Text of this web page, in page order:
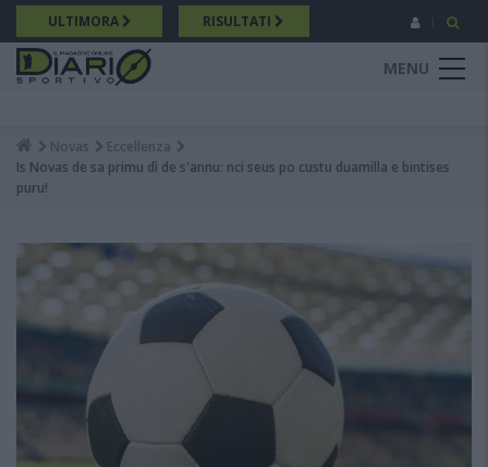
Salta
al
contenuto
principale
ULTIMORA RISULTATI
MENU
Breadcrumb
Novas
Eccellenza
Is Novas de sa primu dì de s'annu: nci seus po custu duamilla e bintises
puru!